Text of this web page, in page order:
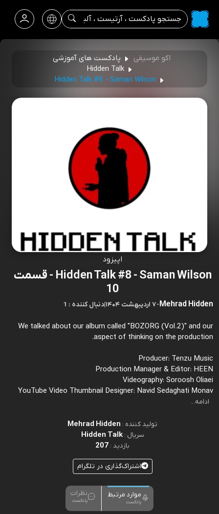
اکو موسیقی
پادکست های آموزشی
Hidden Talk
Hidden Talk #8 - Saman Wilson
اپیزود
Hidden Talk #8 - Saman Wilson - قسمت
10
Mehrad Hidden
-۷ اردیبهشت ۱۴۰۴ |1 : دنبال کننده
We talked about our album called "BOZORG (Vol.2)" and our
aspect of thinking on the production.
Producer: Tenzu Music
Production Manager & Editor: HEEN
Videography: Soroosh Oliaei
YouTube Video Thumbnail Designer: Navid Sedaghati Monav
ادامه...
تولید کننده : Mehrad Hidden
سریال :Hidden Talk
بازدید : 207
اشتراک‌گذاری در تلگرام
موارد مرتبط
پادکست
نظرات
پادکست